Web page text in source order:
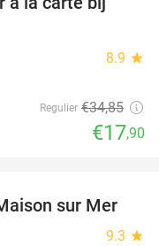
49%
8.9 star
Regulier €34,85
€17,90
40%
sur Mer
9.3 star